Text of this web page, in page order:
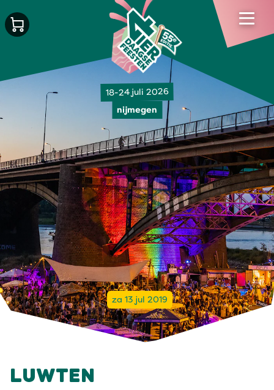
18-24 juli 2026
nijmegen
za 13 jul 2019
LUWTEN